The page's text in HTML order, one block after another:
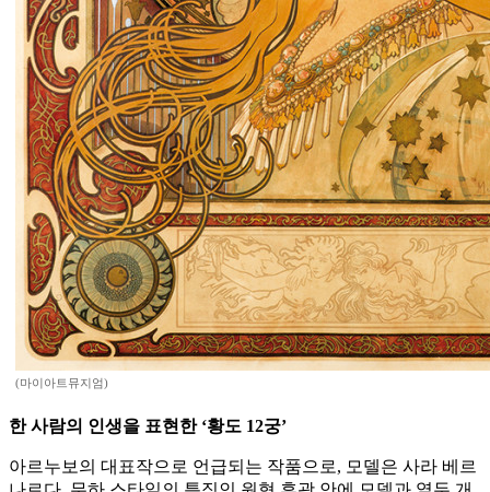
(마이아트뮤지엄)
한 사람의 인생을 표현한 ‘황도 12궁’
아르누보의 대표작으로 언급되는 작품으로, 모델은 사라 베르